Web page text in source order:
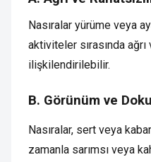
Nasıralar yürüme veya
aktiviteler sırasında
ilişkilendirilebilir.
B. Görünüm ve
Nasıralar, sert veya
zamanla sarımsı veya